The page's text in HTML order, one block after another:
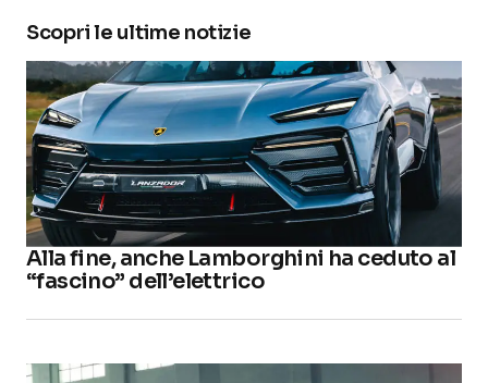
Scopri le ultime notizie
Alla fine, anche Lamborghini ha ceduto al
“fascino” dell’elettrico